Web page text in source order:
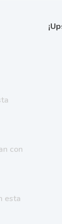
con
esta